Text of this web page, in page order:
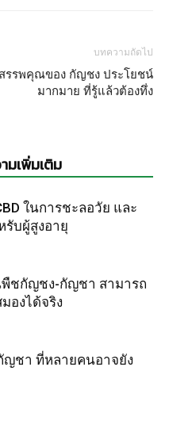
บทความถัดไป
สรรพคุณของ กัญชง ประโยชน์
มากมาย ที่รู้แล้วต้องทึ่ง
มเพิ่มเติม
ในการชะลอวัย และ
รับผู้สูงอายุ
พืชกัญชง-กัญชา สามารถ
องได้จริง
ชา ที่หลายคนอาจยัง